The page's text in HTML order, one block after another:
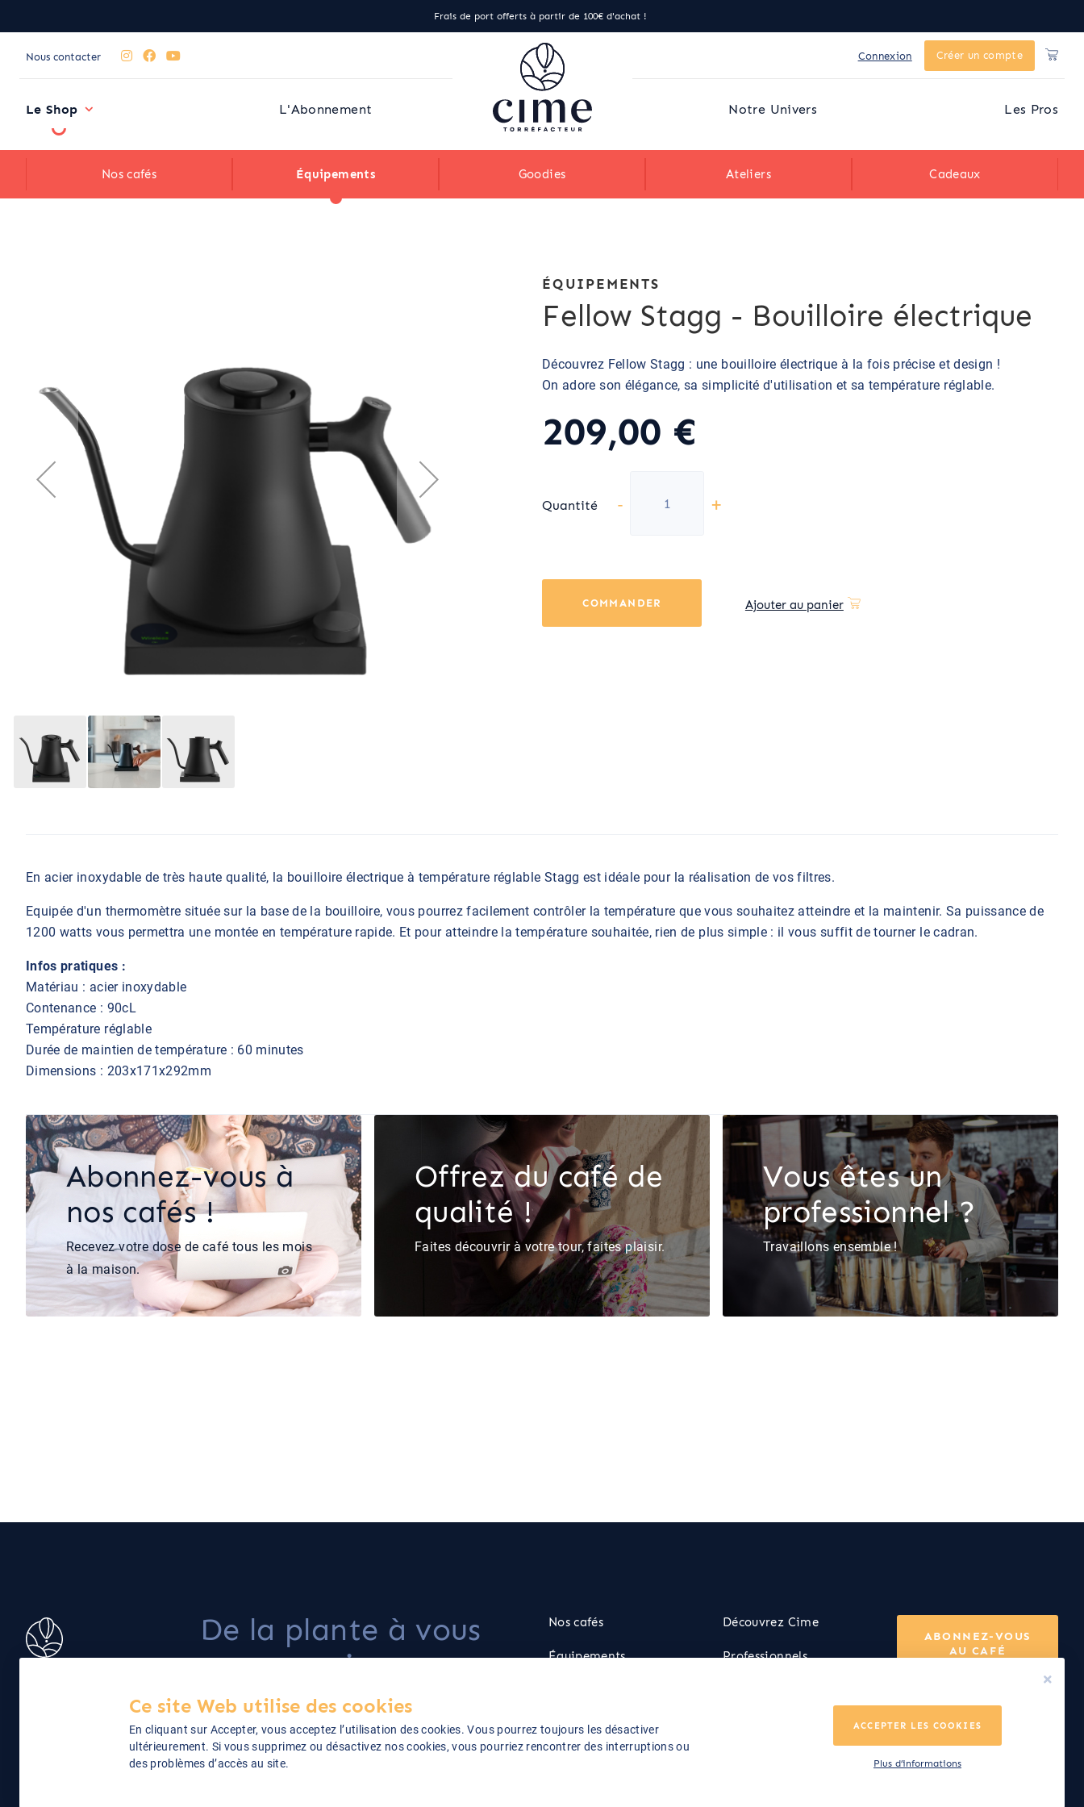
Ce site Web utilise des cookies
En cliquant sur Accepter, vous acceptez l’utilisation des cookies. Vous pourrez toujours les désactiver
ultérieurement. Si vous supprimez ou désactivez nos cookies, vous pourriez rencontrer des interruptions ou
des problèmes d’accès au site.
ACCEPTER LES COOKIES
Plus d’informations
Frais de port offerts à partir de 100€ d'achat !
Nous contacter Connexion Créer un compte
Le Shop
Nos cafés Équipements Goodies Ateliers Cadeaux
L'Abonnement Notre Univers Les Pros
ÉQUIPEMENTS
Fellow Stagg - Bouilloire électrique
Découvrez Fellow Stagg : une bouilloire électrique à la fois précise et design !
On adore son élégance, sa simplicité d'utilisation et sa température réglable.
209,00 €
Quantité - +
COMMANDER Ajouter au panier
En acier inoxydable de très haute qualité, la bouilloire électrique à température réglable Stagg est idéale pour la réalisation de vos filtres.
Equipée d'un thermomètre située sur la base de la bouilloire, vous pourrez facilement contrôler la température que vous souhaitez atteindre et la maintenir. Sa puissance de
1200 watts vous permettra une montée en température rapide. Et pour atteindre la température souhaitée, rien de plus simple : il vous suffit de tourner le cadran.
Infos pratiques :
Matériau : acier inoxydable
Contenance : 90cL
Température réglable
Durée de maintien de température : 60 minutes
Dimensions : 203x171x292mm
Abonnez-vous à
nos cafés !
Recevez votre dose de café tous les mois
à la maison.
Offrez du café de
qualité !
Faites découvrir à votre tour, faites plaisir.
Vous êtes un
professionnel ?
Travaillons ensemble !
De la plante à vous
: une passion pour
le café de
spécialité
Nos cafés
Équipements
Cadeaux
Découvrez Cime
Professionnels
ABONNEZ-VOUS
AU CAFÉ